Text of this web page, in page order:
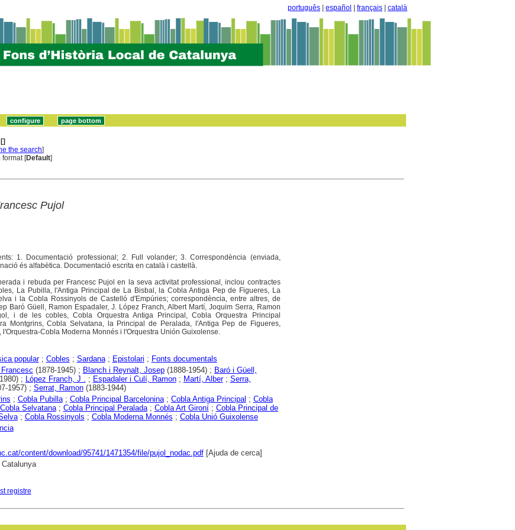
português español français català
the search]
format [Default]
Pujol
1. Documentació professional; 2. Full volander; 3. Correspondència (enviada,
és alfabètica. Documentació escrita en català i castellà.
i rebuda per Francesc Pujol en la seva activitat professional, inclou contractes
La Pubilla, l'Antiga Principal de La Bisbal, la Cobla Antiga Pep de Figueres, La
i la Cobla Rossinyols de Castelló d'Empúries; correspondència, entre altres, de
Baró Güell, Ramon Espadaler, J. López Franch, Albert Martí, Joquim Serra, Ramon
i de les cobles, Cobla Orquestra Antiga Principal, Cobla Orquestra Principal
Montgrins, Cobla Selvatana, la Principal de Peralada, l'Antiga Pep de Figueres,
l'Orquestra-Cobla Moderna Monnés i l'Orquestra Unión Guixolense.
popular; Cobles ; Sardana; Epistolari ; Fonts documentals
(1878-1945) ; Blanch i Reynalt, Josep(1888-1954) ; Baró i Güell,
; López Franch, J . ; Espadaler i Culí, Ramon; Martí, Alber; Serra,
1957) ; Serrat, Ramon(1883-1944)
; Cobla Pubilla; Cobla Principal Barcelonina; Cobla Antiga Principal ; Cobla
Cobla Selvatana; Cobla Principal Peralada; Cobla Art Gironí; Cobla Principal de
; Cobla Rossinyols ; Cobla Moderna Monnés ; Cobla Unió Guixolense
content/download/95741/1471354/file/pujol_nodac.pdf[Ajuda de cerca]
registre